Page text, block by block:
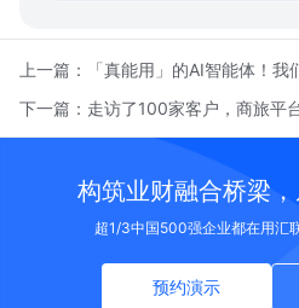
上一篇：
「真能用」的AI智能体！我
下一篇： 走访了100家客户，商旅平
构筑业财融合桥梁
超1/3中国500强企业都在用汇
预约演示